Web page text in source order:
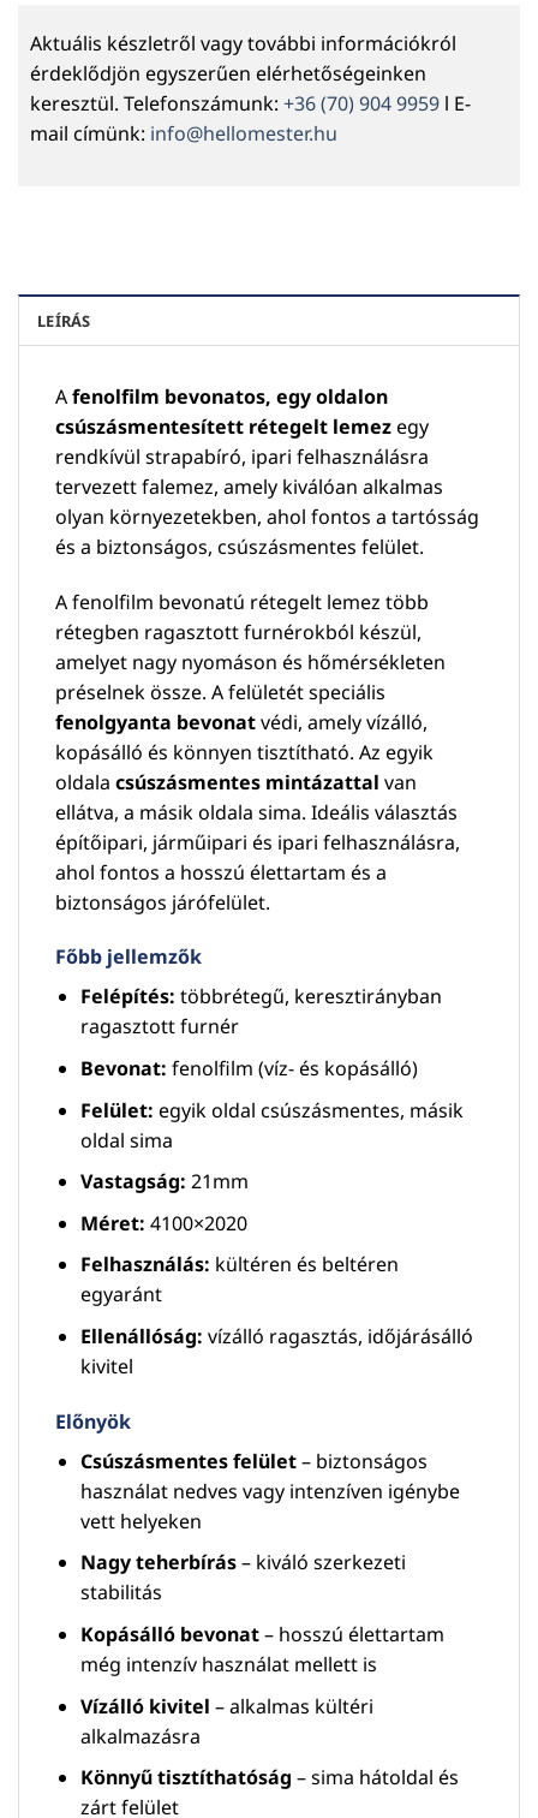
Aktuális készletről vagy további információkról
érdeklődjön egyszerűen elérhetőségeinken
keresztül. Telefonszámunk: +36 (70) 904 9959 l E-
mail címünk: info@hellomester.hu
LEÍRÁS
Afenolfilm bevonatos, egy oldalon
csúszásmentesített rétegelt lemezegy
rendkívül strapabíró, ipari felhasználásra
tervezett falemez, amely kiválóan alkalmas
olyan környezetekben, ahol fontos a tartósság
és a biztonságos, csúszásmentes felület.
A fenolfilm bevonatú rétegelt lemez több
rétegben ragasztott furnérokból készül,
amelyet nagy nyomáson és hőmérsékleten
préselnek össze. A felületét speciális
fenolgyanta bevonatvédi, amely vízálló,
kopásálló és könnyen tisztítható. Az egyik
oldala csúszásmentes mintázattal van
ellátva, a másik oldala sima. Ideális választás
építőipari, járműipari és ipari felhasználásra,
ahol fontos a hosszú élettartam és a
biztonságos járófelület.
Főbb jellemzők
Felépítés: többrétegű, keresztirányban
ragasztott furnér
Bevonat: fenolfilm (víz- és kopásálló)
Felület: egyik oldal csúszásmentes, másik
oldal sima
Vastagság: 21mm
Méret: 4100×2020
Felhasználás: kültéren és beltéren
egyaránt
Ellenállóság: vízálló ragasztás, időjárásálló
kivitel
Előnyök
Csúszásmentes felület– biztonságos
használat nedves vagy intenzíven igénybe
vett helyeken
Nagy teherbírás– kiváló szerkezeti
stabilitás
Kopásálló bevonat– hosszú élettartam
még intenzív használat mellett is
Vízálló kivitel – alkalmas kültéri
alkalmazásra
Könnyű tisztíthatóság – sima hátoldal és
zárt felület